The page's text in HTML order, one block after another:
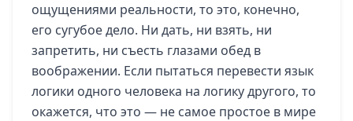
ощущениями реальности, то это, конечно,
его сугубое дело. Ни дать, ни взять, ни
запретить, ни съесть глазами обед в
воображении. Если пытаться перевести язык
логики одного человека на логику другого, то
окажется, что это — не самое простое в мире